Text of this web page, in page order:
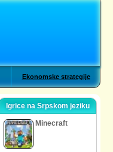
Ekonomske strategije
Igrice na Srpskom jeziku
Minecraft